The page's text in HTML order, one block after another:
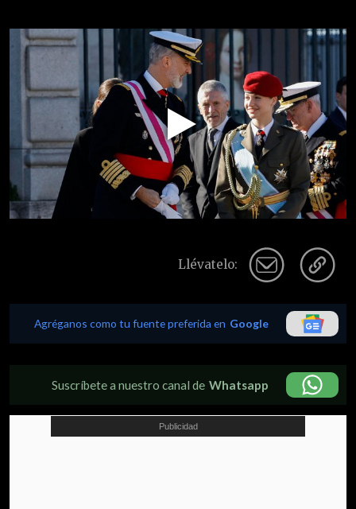
Play
Video
Llévatelo:
Agréganos como tu fuente preferida en Google
Suscríbete a nuestro canal de Whatsapp